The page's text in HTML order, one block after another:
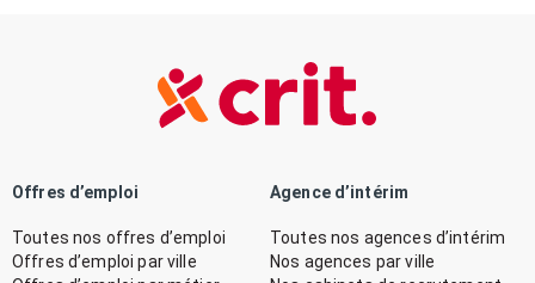
Offres d’emploi
Toutes nos offres d’emploi
Offres d’emploi par ville
Agence d’intérim
Toutes nos agences d’intérim
Nos agences par ville